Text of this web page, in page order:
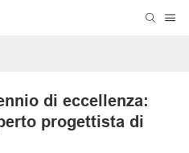
di eccellenza:
progettista di